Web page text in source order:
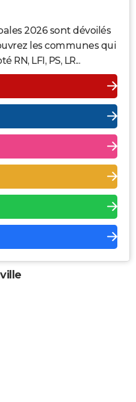
2026 sont dévoilés
les communes qui
LFI, PS, LR...